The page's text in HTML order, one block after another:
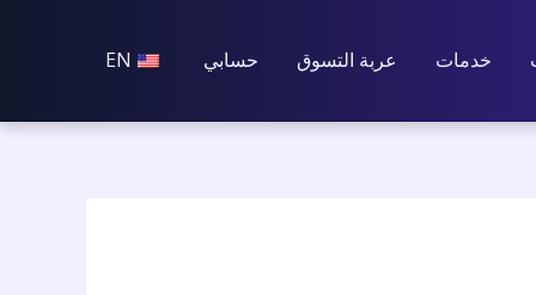
خدمات عربة التسوق حسابي EN